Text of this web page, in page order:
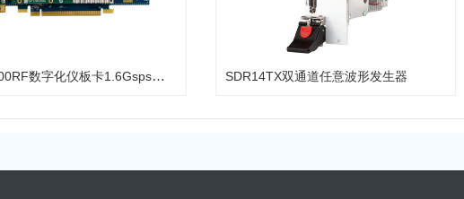
ADQ1600RF数字化仪板卡1.6Gsps精度14bit SDR14TX双通道任意波形发生器